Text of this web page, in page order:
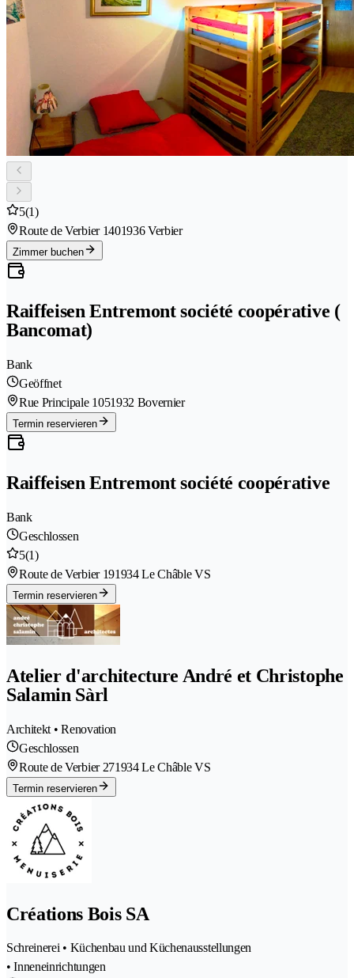
5(1)
Route de Verbier 1401936 Verbier
Zimmer buchen
Raiffeisen Entremont société coopérative (
Bancomat)
Bank
Geöffnet
Rue Principale 1051932 Bovernier
Termin reservieren
Raiffeisen Entremont société coopérative
Bank
Geschlossen
5(1)
Route de Verbier 191934 Le Châble VS
Termin reservieren
Atelier d'architecture André et Christophe
Salamin Sàrl
Architekt • Renovation
Geschlossen
Route de Verbier 271934 Le Châble VS
Termin reservieren
Créations Bois SA
Schreinerei • Küchenbau und Küchenausstellungen
• Inneneinrichtungen